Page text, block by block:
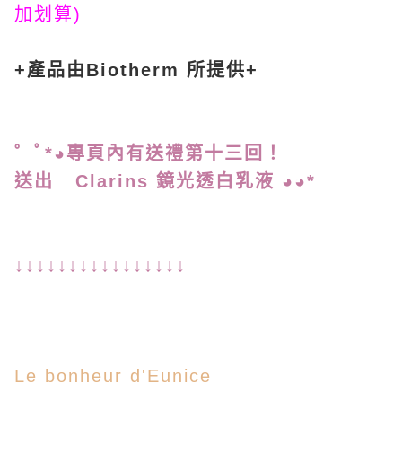
加划算)
+產品由Biotherm 所提供+
゜ﾟ*◕專頁內有送禮第十三 回！
送出 Clarins 鏡光透白乳液 ◕◕*
↓↓↓↓↓↓↓↓↓↓↓↓↓↓↓↓
Le bonheur d'Eunice